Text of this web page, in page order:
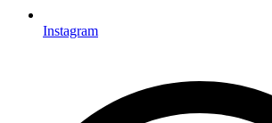
Instagram